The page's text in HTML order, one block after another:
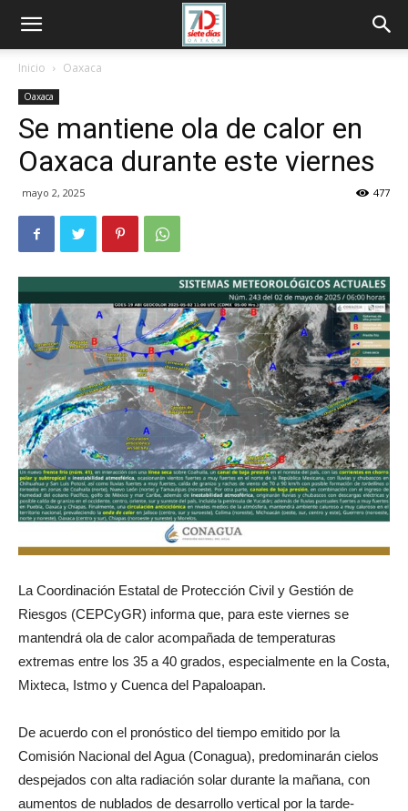
Inicio Oaxaca
Oaxaca
Se mantiene ola de calor en
Oaxaca durante este viernes
mayo 2, 2025 477
La Coordinación Estatal de Protección Civil y Gestión de
Riesgos (CEPCyGR) informa que, para este viernes se
mantendrá ola de calor acompañada de temperaturas
extremas entre los 35 a 40 grados, especialmente en la Costa,
Mixteca, Istmo y Cuenca del Papaloapan.
De acuerdo con el pronóstico del tiempo emitido por la
Comisión Nacional del Agua (Conagua), predominarán cielos
despejados con alta radiación solar durante la mañana, con
aumentos de nublados de desarrollo vertical por la tarde-